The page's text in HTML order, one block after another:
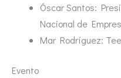
Óscar Santos:
Nacional de
Mar Rodríguez:
Evento